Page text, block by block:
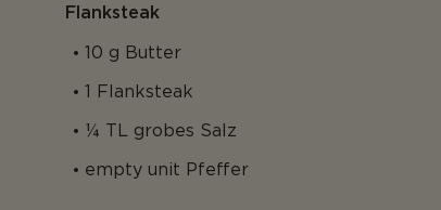
Flanksteak
10 g Butter
1 Flanksteak
¼ TL grobes Salz
empty unit Pfeffer